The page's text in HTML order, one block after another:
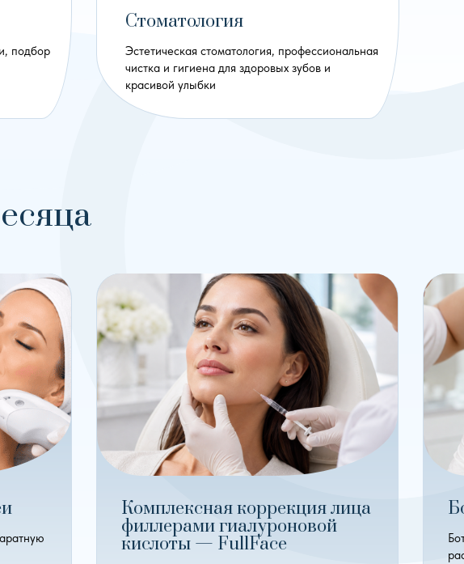
подбор
Стоматология
Эстетическая стоматология, профессиональная
чистка и гигиена для здоровых зубов и
красивой улыбки
Комплексная коррекция лица
филлерами гиалуроновой
кислоты — FullFace